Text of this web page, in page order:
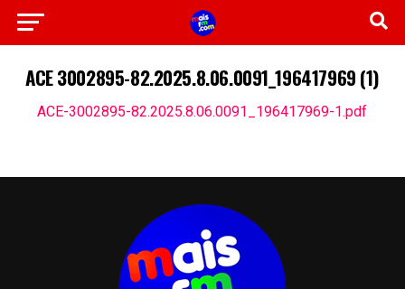
ACE 3002895-82.2025.8.06.0091_196417969 (1)
ACE-3002895-82.2025.8.06.0091_196417969-1.pdf